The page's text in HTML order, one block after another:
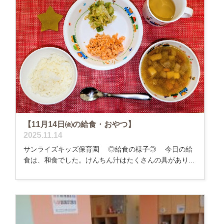
【11月14日㈮の給食・おやつ】
2025.11.14
サンライズキッズ保育園 ◎給食の様子◎ 今日の給
食は、和食でした。けんちん汁はたくさんの具があり...